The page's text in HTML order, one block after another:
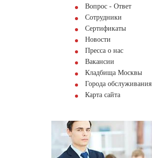
Вопрос - Ответ
Сотрудники
Сертификаты
Новости
Пресса о нас
Вакансии
Кладбища Москвы
Города обслуживания
Карта сайта